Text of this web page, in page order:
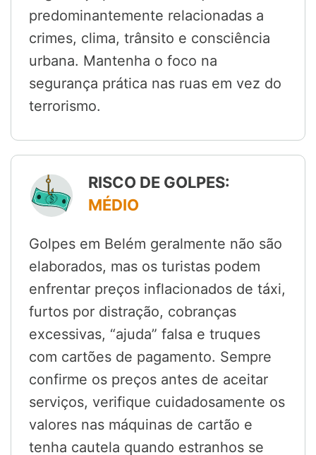
predominantemente relacionadas a
crimes, clima, trânsito e consciência
urbana. Mantenha o foco na
segurança prática nas ruas em vez do
terrorismo.
RISCO DE GOLPES:
MÉDIO
Golpes em Belém geralmente não são
elaborados, mas os turistas podem
enfrentar preços inflacionados de táxi,
furtos por distração, cobranças
excessivas, “ajuda” falsa e truques
com cartões de pagamento. Sempre
confirme os preços antes de aceitar
serviços, verifique cuidadosamente os
valores nas máquinas de cartão e
tenha cautela quando estranhos se